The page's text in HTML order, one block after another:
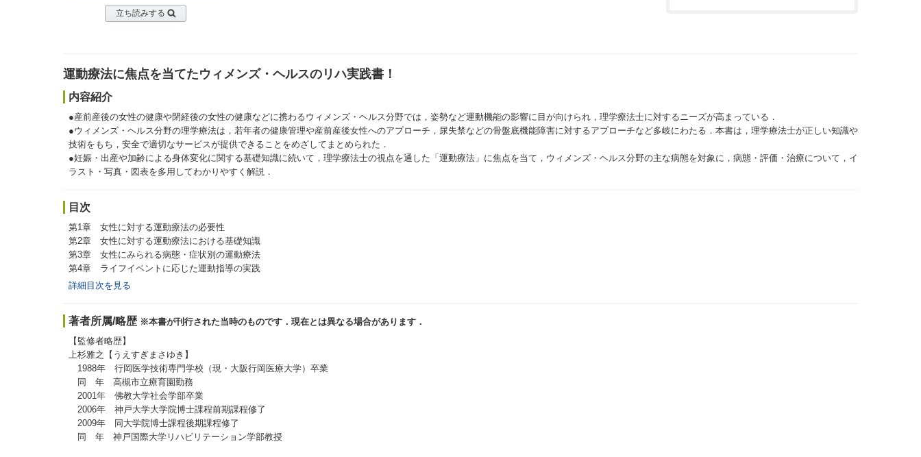
立ち読みする
運動療法に焦点を当てたウィメンズ・ヘルスのリハ実践書！
内容紹介
●産前産後の女性の健康や閉経後の女性の健康などに携わるウィメンズ・ヘルス分野では，姿勢など運動機能の影響に目が向けられ，理学療法士に対するニーズが高まっている．
●ウィメンズ・ヘルス分野の理学療法は，若年者の健康管理や産前産後女性へのアプローチ，尿失禁などの骨盤底機能障害に対するアプローチなど多岐にわたる．本書は，理学療法士が正しい知識や
技術をもち，安全で適切なサービスが提供できることをめざしてまとめられた．
●妊娠・出産や加齢による身体変化に関する基礎知識に続いて，理学療法士の視点を通した「運動療法」に焦点を当て，ウィメンズ・ヘルス分野の主な病態を対象に，病態・評価・治療について，イ
ラスト・写真・図表を多用してわかりやすく解説．
目次
第1章 女性に対する運動療法の必要性
第2章 女性に対する運動療法における基礎知識
第3章 女性にみられる病態・症状別の運動療法
第4章 ライフイベントに応じた運動指導の実践
詳細目次を見る
著者所属/略歴 ※本書が刊行された当時のものです．現在とは異なる場合があります．
【監修者略歴】
上杉雅之【うえすぎまさゆき】
1988年 行岡医学技術専門学校（現・大阪行岡医療大学）卒業
同 年 高槻市立療育園勤務
2001年 佛教大学社会学部卒業
2006年 神戸大学大学院博士課程前期課程修了
2009年 同大学院博士課程後期課程修了
同 年 神戸国際大学リハビリテーション学部教授